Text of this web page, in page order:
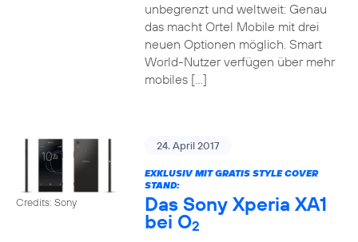
unbegrenzt und weltweit: Genau
das macht Ortel Mobile mit drei
neuen Optionen möglich. Smart
World-Nutzer verfügen über mehr
mobiles […]
Credits: Sony
24. April 2017
EXKLUSIV MIT GRATIS STYLE COVER
STAND:
Das Sony Xperia XA1
bei O2